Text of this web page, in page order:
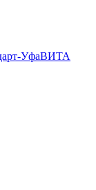
УфаВИТА